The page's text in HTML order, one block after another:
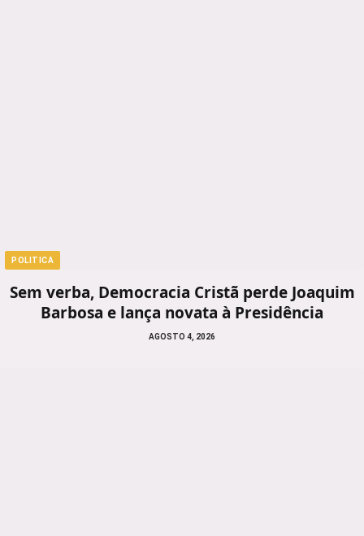
POLITICA
Sem verba, Democracia Cristã perde Joaquim
Barbosa e lança novata à Presidência
AGOSTO 4, 2026